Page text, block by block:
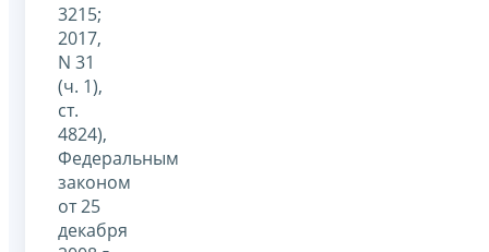
3215;
2017,
N 31
(ч. 1),
ст.
4824),
Федеральным
законом
от 25
декабря